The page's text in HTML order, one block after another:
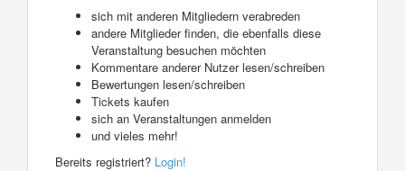
sich mit anderen Mitgliedern verabreden
andere Mitglieder finden, die ebenfalls diese
Veranstaltung besuchen möchten
Kommentare anderer Nutzer lesen/schreiben
Bewertungen lesen/schreiben
Tickets kaufen
sich an Veranstaltungen anmelden
und vieles mehr!
Bereits registriert? Login!